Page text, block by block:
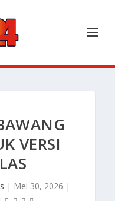
VERSI
| Mei 30, 2026 |